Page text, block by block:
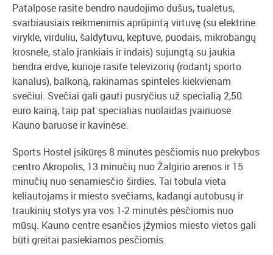
Patalpose rasite bendro naudojimo dušus, tualetus,
svarbiausiais reikmenimis aprūpintą virtuvę (su elektrine
virykle, virduliu, šaldytuvu, keptuve, puodais, mikrobangų
krosnele, stalo įrankiais ir indais) sujungtą su jaukia
bendra erdve, kurioje rasite televizorių (rodantį sporto
kanalus), balkoną, rakinamas spinteles kiekvienam
svečiui. Svečiai gali gauti pusryčius už specialią 2,50
euro kainą, taip pat specialias nuolaidas įvairiuose
Kauno baruose ir kavinėse.
Sports Hostel įsikūręs 8 minutės pėsčiomis nuo prekybos
centro Akropolis, 13 minučių nuo Žalgirio arenos ir 15
minučių nuo senamiesčio širdies. Tai tobula vieta
keliautojams ir miesto svečiams, kadangi autobusų ir
traukinių stotys yra vos 1-2 minutės pėsčiomis nuo
mūsų. Kauno centre esančios įžymios miesto vietos gali
būti greitai pasiekiamos pėsčiomis.